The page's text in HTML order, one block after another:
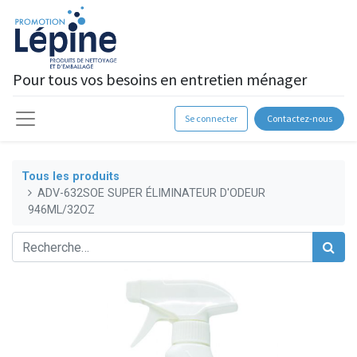
Pour tous vos besoins en entretien ménager
Se connecter Contactez-nous
Tous les produits
ADV-632SOE SUPER ÉLIMINATEUR D'ODEUR
946ML/32OZ